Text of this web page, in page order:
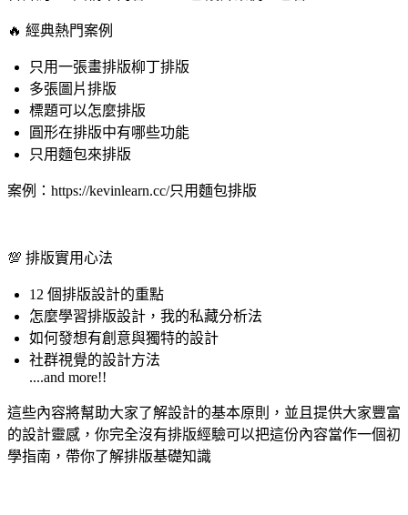
🔥 經典熱門案例
只用一張畫排版柳丁排版
多張圖片排版
標題可以怎麼排版
圓形在排版中有哪些功能
只用麵包來排版
案例：https://kevinlearn.cc/只用麵包排版
💯 排版實用心法
12 個排版設計的重點
怎麼學習排版設計，我的私藏分析法
如何發想有創意與獨特的設計
社群視覺的設計方法
....and more!!
這些內容將幫助大家了解設計的基本原則，並且提供大家豐富
的設計靈感，你完全沒有排版經驗可以把這份內容當作一個初
學指南，帶你了解排版基礎知識